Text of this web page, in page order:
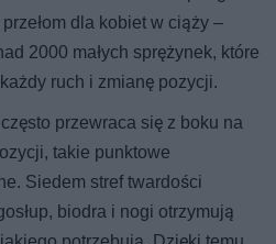
dla kobiet w ciąży –
2000 małych sprężynek, które
ruch i zmianę pozycji.
przewraca się z boku na
takie punktowe
Siedem stref twardości
biodra i nogi otrzymują